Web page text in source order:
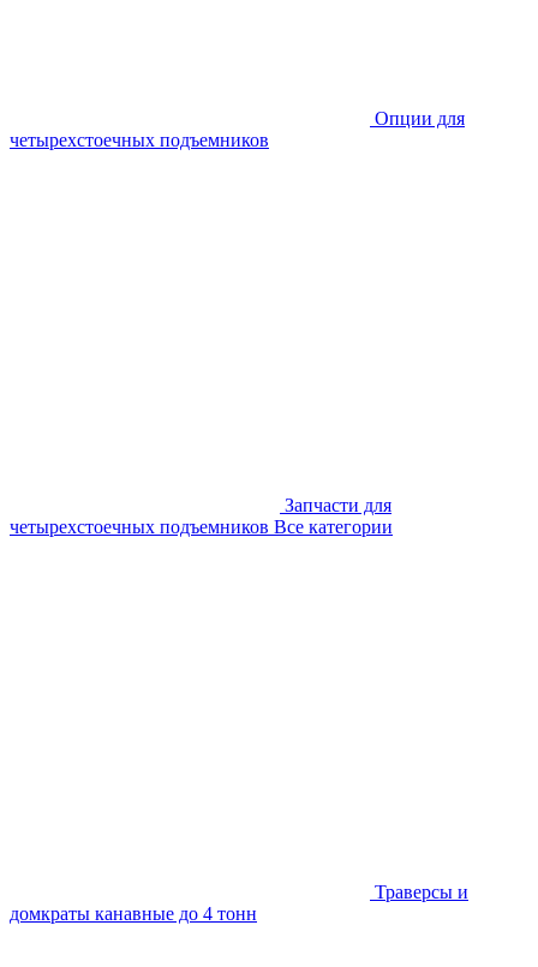
Опции для
четырехстоечных подъемников
Запчасти для
четырехстоечных подъемников Все категории
Траверсы и
домкраты канавные до 4 тонн